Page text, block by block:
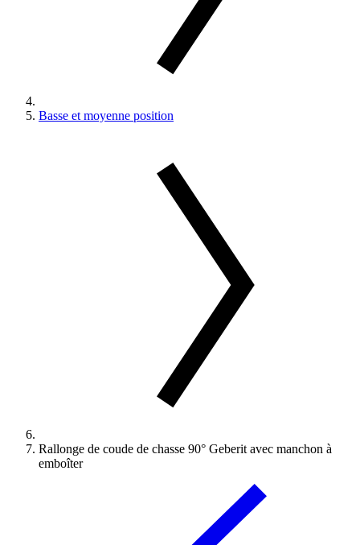
Basse et moyenne position
Rallonge de coude de chasse 90° Geberit avec manchon à
emboîter